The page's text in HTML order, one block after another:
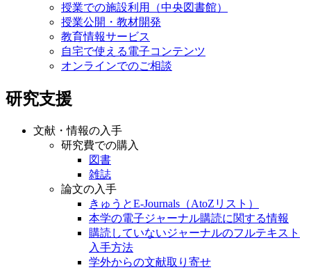
授業での施設利用（中央図書館）
授業公開・教材開発
教育情報サービス
自宅で使える電子コンテンツ
オンラインでのご相談
研究支援
文献・情報の入手
研究費での購入
図書
雑誌
論文の入手
きゅうとE-Journals（AtoZリスト）
本学の電子ジャーナル購読に関する情報
購読していないジャーナルのフルテキスト
入手方法
学外からの文献取り寄せ